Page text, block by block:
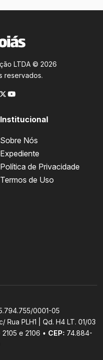
LTDA © 2026
reservados.
Institucional
Sobre Nós
Expediente
Política de Privacidade
Termos de Uso
0001-05
Rua PLH1 | Qd. H4 LT. 01/03
e 2106 • CEP: 74.884-